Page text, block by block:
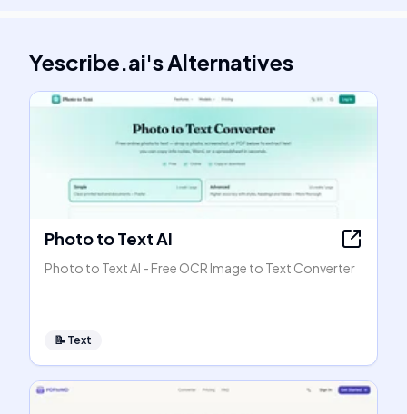
Yescribe.ai'sAlternatives
Photo to Text AI
Photo to Text AI - Free OCR Image to Text Converter
📝 Text